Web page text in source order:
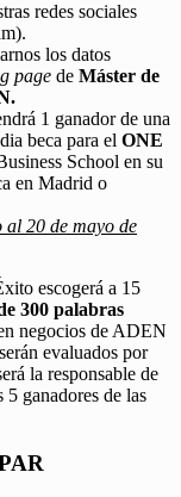
redes sociales
los datos
page de Máster de
1 ganador de una
beca para el ONE
School en su
en Madrid o
al 20 de mayo de
escogerá a 15
300 palabras
negocios de ADEN
evaluados por
la responsable de
5 ganadores de las